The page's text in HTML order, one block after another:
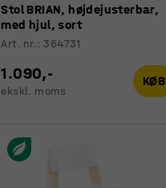
Stol BRIAN, højdejusterbar,
med hjul, sort
Art. nr. : 364731
1.090,-
ekskl. moms
KØB